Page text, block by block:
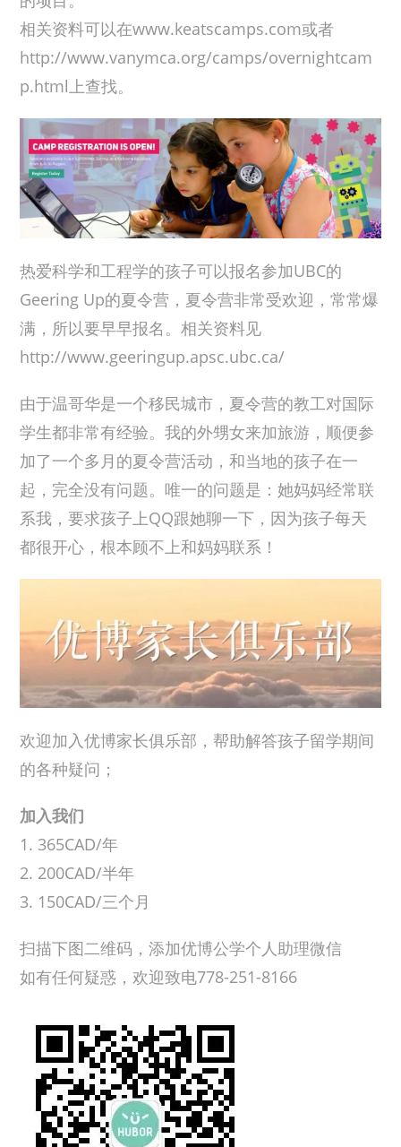
相关资料可以在www.keatscamps.com或者
http://www.vanymca.org/camps/overnightcam
p.html上查找。
热爱科学和工程学的孩子可以报名参加UBC的
Geering Up的夏令营，夏令营非常受欢迎，常常爆
满，所以要早早报名。相关资料见
http://www.geeringup.apsc.ubc.ca/
由于温哥华是一个移民城市，夏令营的教工对国际
学生都非常有经验。我的外甥女来加旅游，顺便参
加了一个多月的夏令营活动，和当地的孩子在一
起，完全没有问题。唯一的问题是：她妈妈经常联
系我，要求孩子上QQ跟她聊一下，因为孩子每天
都很开心，根本顾不上和妈妈联系！
欢迎加入优博家长俱乐部，帮助解答孩子留学期间
的各种疑问；
加入我们
1. 365CAD/年
2. 200CAD/半年
3. 150CAD/三个月
扫描下图二维码，添加优博公学个人助理微信
如有任何疑惑，欢迎致电778-251-8166